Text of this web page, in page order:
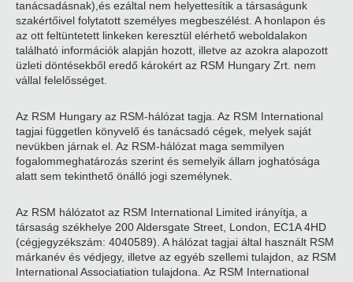
tanácsadásnak),és ezáltal nem helyettesítik a társaságunk
szakértőivel folytatott személyes megbeszélést. A honlapon és
az ott feltüntetett linkeken keresztül elérhető weboldalakon
található információk alapján hozott, illetve az azokra alapozott
üzleti döntésekből eredő károkért az RSM Hungary Zrt. nem
vállal felelősséget.
Az RSM Hungary az RSM-hálózat tagja. Az RSM International
tagjai független könyvelő és tanácsadó cégek, melyek saját
nevükben járnak el. Az RSM-hálózat maga semmilyen
fogalommeghatározás szerint és semelyik állam joghatósága
alatt sem tekinthető önálló jogi személynek.
Az RSM hálózatot az RSM International Limited irányítja, a
társaság székhelye 200 Aldersgate Street, London, EC1A 4HD
(cégjegyzékszám: 4040589). A hálózat tagjai által használt RSM
márkanév és védjegy, illetve az egyéb szellemi tulajdon, az RSM
International Associatiation tulajdona. Az RSM International